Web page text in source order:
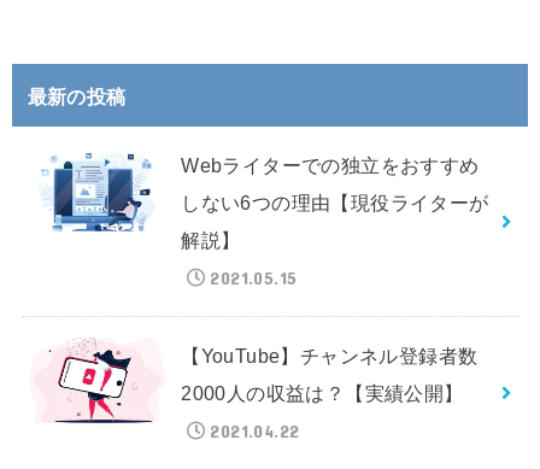
最新の投稿
Webライターでの独立をおすすめ
しない6つの理由【現役ライターが
解説】
2021.05.15
【YouTube】チャンネル登録者数
2000人の収益は？【実績公開】
2021.04.22